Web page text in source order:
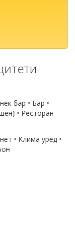
бар • Бар •
• Ресторан
• Клима уред •